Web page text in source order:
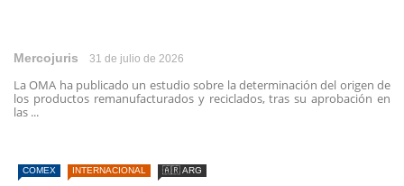
Mercojuris 31 de julio de 2026
La OMA ha publicado un estudio sobre la determinación del origen de
los productos remanufacturados y reciclados, tras su aprobación en
las ...
COMEX INTERNACIONAL 🇦🇷 ARG